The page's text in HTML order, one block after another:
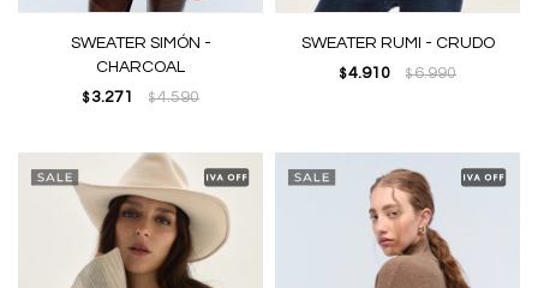
SWEATER SIMÓN -
CHARCOAL
$ 3.271 $4.590
SWEATER RUMI - CRUDO
$ 4.910 $6.990